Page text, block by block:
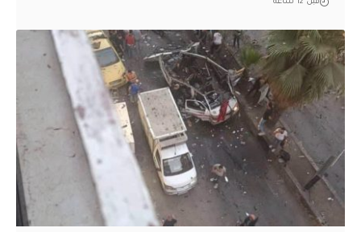
قبل 12 ساعة